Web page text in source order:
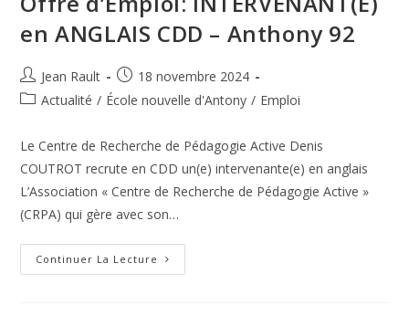
en ANGLAIS CDD – Anthony 92
Auteur/autrice
de
Jean Rault
Publication
publiée :
18 novembre 2024
PostActualité / École nouvelle d'Antony / Emploi
Le Centre de Recherche de Pédagogie Active Denis
COUTROT recrute en CDD un(e) intervenante(e) en anglais
L’Association « Centre de Recherche de Pédagogie Active »
(CRPA) qui gère avec son…
Continuer La Lecture Offre
D’Emploi: